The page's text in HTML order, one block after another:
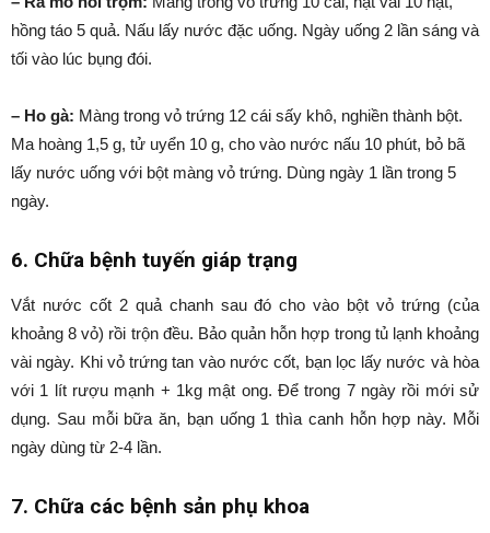
hồng táo 5 quả. Nấu lấy nước đặc uống. Ngày uống 2 lần sáng và
tối vào lúc bụng đói.
– Ho gà: Màng trong vỏ trứng 12 cái sấy khô, nghiền thành bột.
Ma hoàng 1,5 g, tử uyển 10 g, cho vào nước nấu 10 phút, bỏ bã
lấy nước uống với bột màng vỏ trứng. Dùng ngày 1 lần trong 5
ngày.
6. Chữa bệnh tuyến giáp trạng
Vắt nước cốt 2 quả chanh sau đó cho vào bột vỏ trứng (của
khoảng 8 vỏ) rồi trộn đều. Bảo quản hỗn hợp trong tủ lạnh khoảng
vài ngày. Khi vỏ trứng tan vào nước cốt, bạn lọc lấy nước và hòa
với 1 lít rượu mạnh + 1kg mật ong. Để trong 7 ngày rồi mới sử
dụng. Sau mỗi bữa ăn, bạn uống 1 thìa canh hỗn hợp này. Mỗi
ngày dùng từ 2-4 lần.
7. Chữa các bệnh sản phụ khoa